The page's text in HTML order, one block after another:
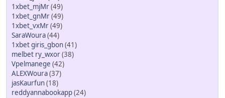
1xbet_mjMr(49)
1xbet_gnMr(49)
1xbet_vxMr(49)
SaraWoura(44)
1xbet giris_gbon(41)
melbet ry_wxor(38)
Vpelmanege (42)
ALEXWoura(37)
jasKaurfun(18)
reddyannabookapp(24)